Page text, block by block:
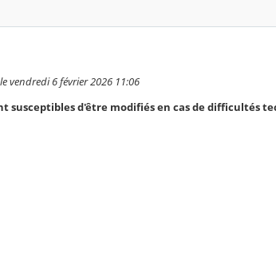
vendredi 6 février 2026 11:06
susceptibles d'être modifiés en cas de difficultés